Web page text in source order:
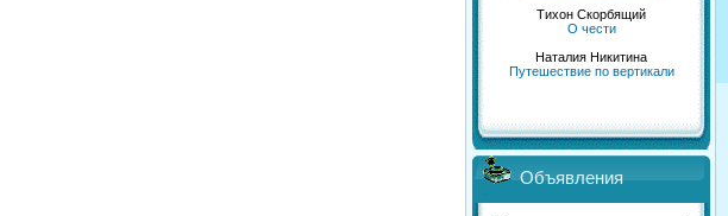
Тихон Скорбящий
О чести
Наталия Никитина
Путешествие по вертикали
Объявления